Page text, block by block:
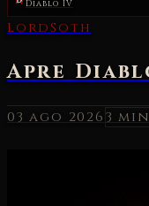
Diablo IV
03 ago 20263 min